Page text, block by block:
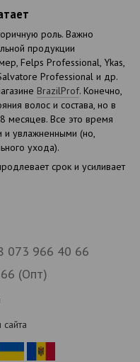
роль. Важно
продукции
Felps Professional, Ykas,
Professional и др.
BrazilProf. Конечно,
волос и состава, но в
месяцев. Все это время
и увлажненными (но,
ухода).
срок и усиливает
073 966 40 66
(Опт)